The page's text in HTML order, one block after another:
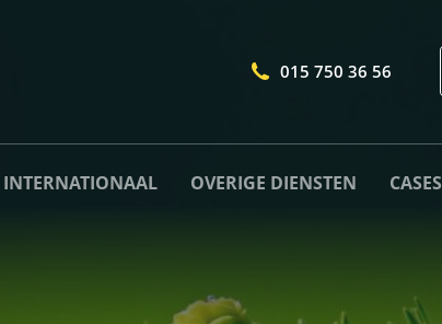
015 750 36 56
INTERNATIONAAL OVERIGE DIENSTEN CASES